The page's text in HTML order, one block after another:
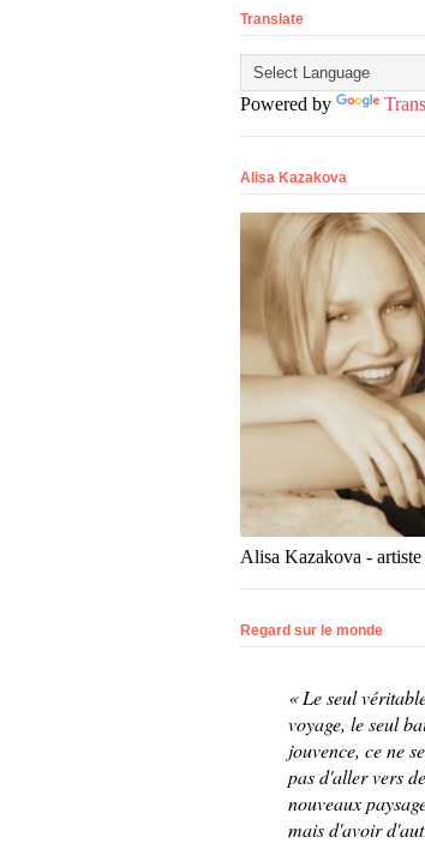
Translate
Powered by
Alisa Kazakova
Alisa Kazakova - artiste
Regard sur le monde
«Le seul
voyage, le seul
jouvence, ce ne
pas d'aller vers de
nouveaux
mais d'avoir